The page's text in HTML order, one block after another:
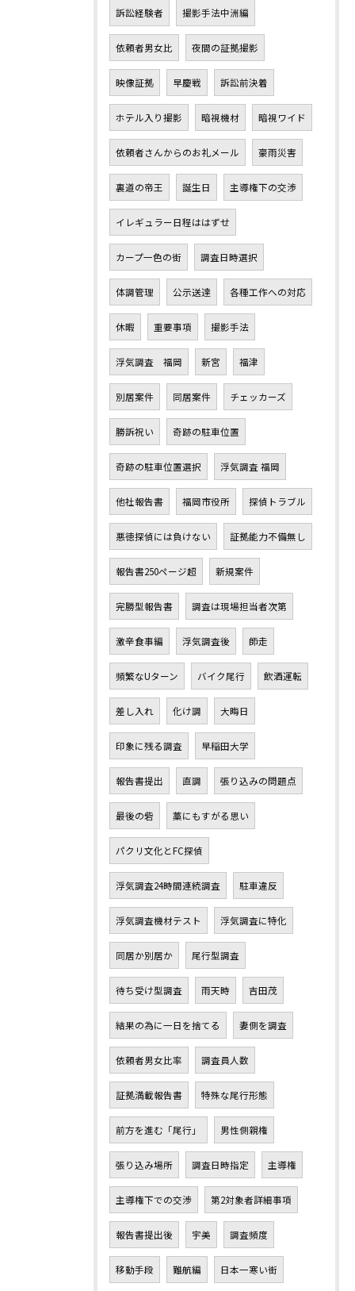
訴訟経験者 撮影手法中洲編
依頼者男女比 夜間の証拠撮影
映像証拠 早慶戦 訴訟前決着
ホテル入り撮影 暗視機材 暗視ワイド
依頼者さんからのお礼メール 豪雨災害
裏道の帝王 誕生日 主導権下の交渉
イレギュラー日程ははずせ
カープ一色の街 調査日時選択
体調管理 公示送達 各種工作への対応
休暇 重要事項 撮影手法
浮気調査 福岡 新宮 福津
別居案件 同居案件 チェッカーズ
勝訴祝い 奇跡の駐車位置
奇跡の駐車位置選択 浮気調査 福岡
他社報告書 福岡市役所 探偵トラブル
悪徳探偵には負けない 証拠能力不備無し
報告書250ページ超 新規案件
完勝型報告書 調査は現場担当者次第
激辛食事編 浮気調査後 師走
頻繁なUターン バイク尾行 飲酒運転
差し入れ 化け調 大晦日
印象に残る調査 早稲田大学
報告書提出 直調 張り込みの問題点
最後の砦 藁にもすがる思い
パクリ文化とFC探偵
浮気調査24時間連続調査 駐車違反
浮気調査機材テスト 浮気調査に特化
同居か別居か 尾行型調査
待ち受け型調査 雨天時 吉田茂
結果の為に一日を捨てる 妻側を調査
依頼者男女比率 調査員人数
証拠満載報告書 特殊な尾行形態
前方を進む「尾行」 男性側親権
張り込み場所 調査日時指定 主導権
主導権下での交渉 第2対象者詳細事項
報告書提出後 宇美 調査頻度
移動手段 難航編 日本一寒い街